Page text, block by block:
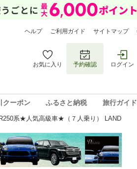
ヘルプ ご利用ガイド サイトマップ
お気に入り 予約確認 ログイン
クーポン ふるさと納税 旅行ガイド
系★人気高級車★（７人乗り） LAND